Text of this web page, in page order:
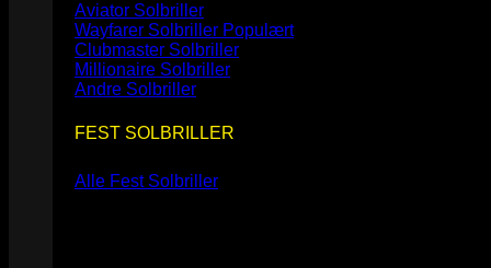
Aviator Solbriller
Wayfarer Solbriller
Clubmaster Solbriller
Millionaire Solbriller
Andre Solbriller
FEST SOLBRILLER
Alle Fest Solbriller